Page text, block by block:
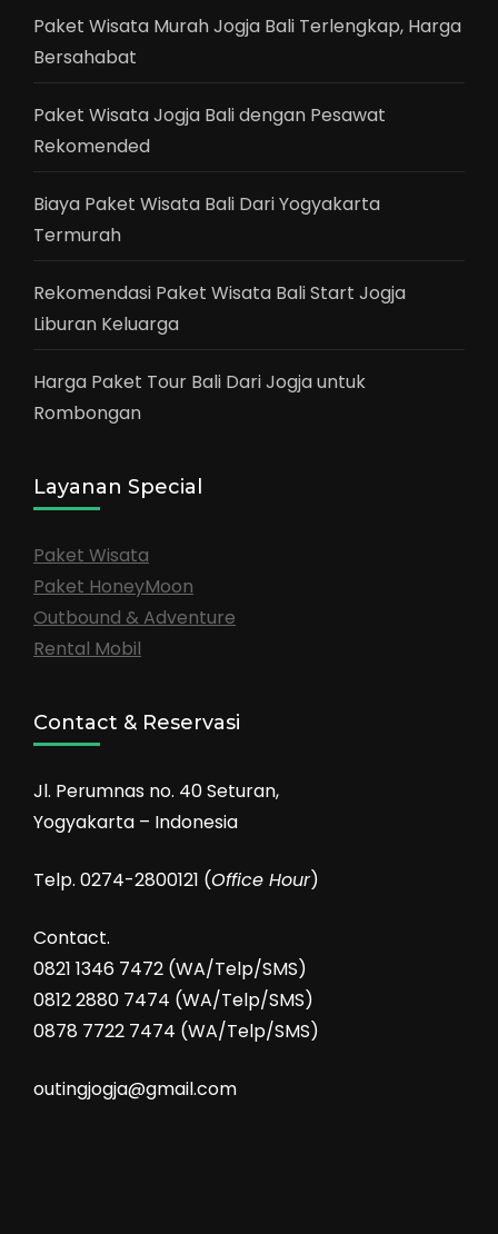
Paket Wisata Murah Jogja Bali Terlengkap, Harga
Bersahabat
Paket Wisata Jogja Bali dengan Pesawat
Rekomended
Biaya Paket Wisata Bali Dari Yogyakarta
Termurah
Rekomendasi Paket Wisata Bali Start Jogja
Liburan Keluarga
Harga Paket Tour Bali Dari Jogja untuk
Rombongan
Layanan Special
Paket Wisata
Paket HoneyMoon
Outbound & Adventure
Rental Mobil
Contact & Reservasi
Jl. Perumnas no. 40 Seturan,
Yogyakarta – Indonesia
Telp. 0274-2800121 (Office Hour)
Contact.
0821 1346 7472 (WA/Telp/SMS)
0812 2880 7474 (WA/Telp/SMS)
0878 7722 7474 (WA/Telp/SMS)
outingjogja@gmail.com